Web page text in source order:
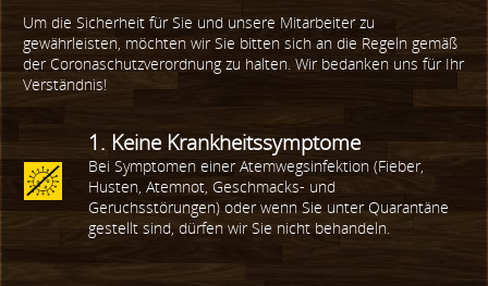
Um die Sicherheit für Sie und unsere Mitarbeiter zu
gewährleisten, möchten wir Sie bitten sich an die Regeln gemäß
der Coronaschutzverordnung zu halten. Wir bedanken uns für Ihr
Verständnis!
1. Keine Krankheitssymptome
Bei Symptomen einer Atemwegsinfektion (Fieber,
Husten, Atemnot, Geschmacks- und
Geruchsstörungen) oder wenn Sie unter Quarantäne
gestellt sind, dürfen wir Sie nicht behandeln.